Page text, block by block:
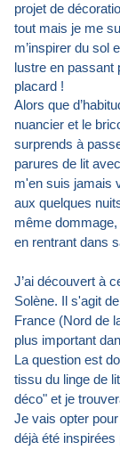
projet de
tout mais je me
m’inspirer du sol
lustre en passant
placard !
Alors que
nuancier et le
surprends à
parures de lit
m'en suis jamais
aux quelques
même
en rentrant dans
J’ai découvert à
Solène. Il s'agit
France (Nord de
plus important
La question est
tissu du linge de
déco" et je
Je vais opter
déjà été inspirées